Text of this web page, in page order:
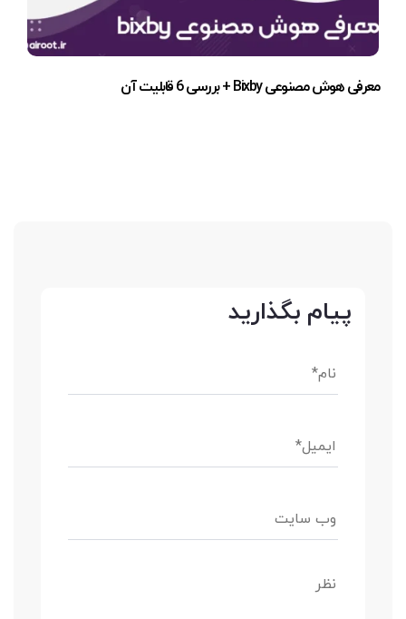
معرفی هوش مصنوعی Bixby + بررسی 6 قابلیت آن
پیام بگذارید